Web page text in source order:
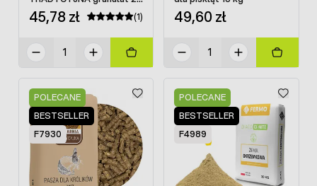
kg
45,78 zł (1) 49,60 zł
POLECANE
BESTSELLER
F7930
POLECANE
BESTSELLER
F4989